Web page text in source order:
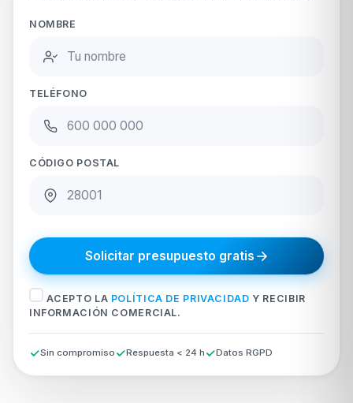
NOMBRE
TELÉFONO
CÓDIGO POSTAL
Solicitar presupuesto gratis
ACEPTO LA POLÍTICA DE PRIVACIDAD Y RECIBIR
INFORMACIÓN COMERCIAL.
Sin compromiso Respuesta < 24 h Datos RGPD